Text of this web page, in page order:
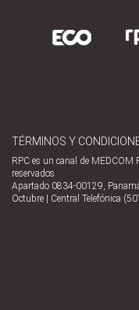
TÉRMINOS Y
RPC es un canal de
reservados
Apartado 0834-00129,
Octubre | Central Telefónica